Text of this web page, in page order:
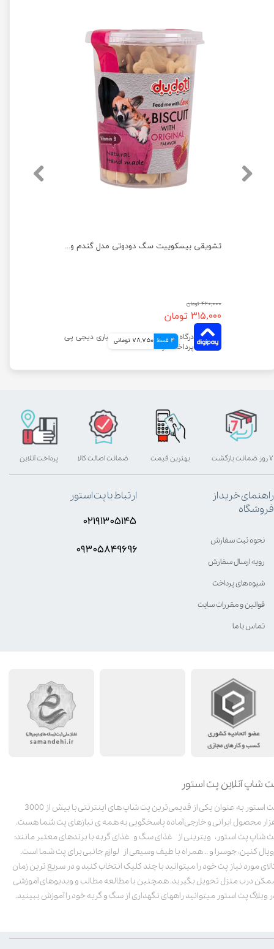
تشویقی بیسکوییت سگ دودوتی مدل گندم وزن 150 گرم
۴۲۰,۰۰۰ تومان
۳۱۵,۰۰۰ تومان
4 قسط 78,750 تومانی
شاپ آنلاین پت استور
پت استور به عنوان یکی از قدیمی‌ترین پت شاپ های اینترنتی با بیش از 3000
محصول ایرانی و خارجی آماده پاسخگویی به همه ی نیازهای پت شما هست.
شاپ پت استور، ویترینی از غذای سگ و غذای گربه با برندهای معتبر مانند:
کنین، جوسرا و .. همراه با طیف وسیعی از لوازم جانبی برای پت شما است.
مورد نیاز پت خود را میتوانید با چند کلیک انتخاب کنید و در سریع ترین زمان
درب منزل تحویل بگیرید. همچنین با مطالعه مطالب و ویدیوهای آموزشی
وبلاگ پت استور میتوانید راههای نگهداری از سگ و گربه خود را آموزش ببینید.
بهترین قیمت پرداخت آنلاین ۷ روز ضمانت بازگشت ضمانت اصالت کالا
راهنمای خرید از
فروشگاه
نحوه ثبت سفارش
رویه ارسال سفارش
شیوه‌های پرداخت
قوانین و مقررات سایت
تماس با ما
ارتباط با پت استور
۰۲۱۹۱۳۰۵۱۴۵
۰۹۳۰۵8۴9696